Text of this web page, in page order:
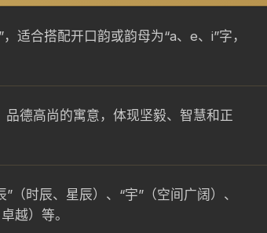
适合搭配开口韵或韵母为“a、e、i”字，
德高尚的寓意，体现坚毅、智慧和正
（时辰、星辰）、“宇”（空间广阔）、
越）等。